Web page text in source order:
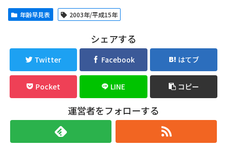
年齢早見表 2003年/平成15年
シェアする
Twitter Facebook はてブ
Pocket LINE コピー
運営者をフォローする